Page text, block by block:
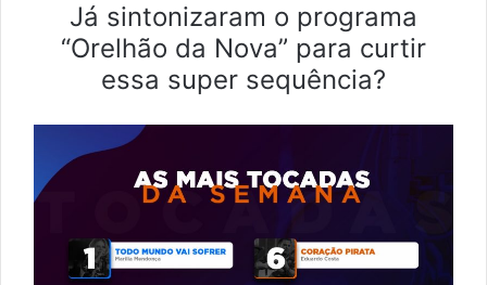
Já sintonizaram o programa
“Orelhão da Nova” para curtir
essa super sequência?